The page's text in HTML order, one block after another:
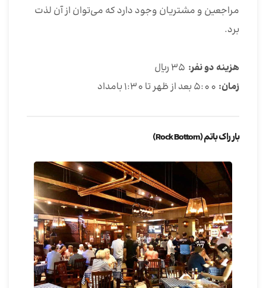
مراجعین و مشتریان وجود دارد که می‌توان از آن لذت
برد.
هزینه دو نفر:
زمان:
بار راک باتم (Rock Bottom)